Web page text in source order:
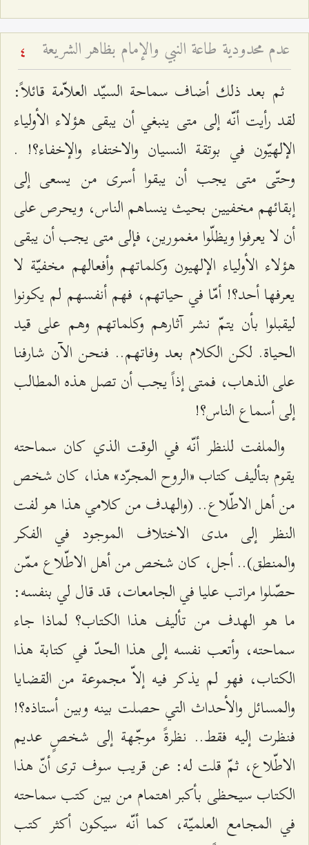
عدم محدودية طاعة النبي والإمام بظاهر الشريعة 4
ثم بعد ذلك أضاف سماحة السيّد العلاّمة قائلاً:
لقد رأيت أنّه إلى متى ينبغي أن يبقى هؤلاء الأولياء
الإلهيّون في بوتقة النسيان والاختفاء والإخفاء؟! .
وحتّى متى يجب أن يبقوا أسرى من يسعى إلى
إبقائهم مخفيين بحيث ينساهم الناس، ويحرص على
أن لا يعرفوا ويظلّوا مغمورين، فإلى متى يجب أن يبقى
هؤلاء الأولياء الإلهيون وكلماتهم وأفعالهم مخفيّة لا
يعرفها أحد؟! أمّا في حياتهم، فهم أنفسهم لم يكونوا
ليقبلوا بأن يتمّ نشر آثارهم وكلماتهم وهم على قيد
الحياة. لكن الكلام بعد وفاتهم.. فنحن الآن شارفنا
على الذهاب، فمتى إذاً يجب أن تصل هذه المطالب
إلى أسماع الناس؟!
والملفت للنظر أنّه في الوقت الذي كان سماحته
يقوم بتأليف كتاب «الروح المجرّد» هذا، كان شخص
من أهل الاطّلاع.. (والهدف من كلامي هذا هو لفت
النظر إلى مدى الاختلاف الموجود في الفكر
والمنطق).. أجل، كان شخص من أهل الاطّلاع ممّن
حصّلوا مراتب عليا في الجامعات، قد قال لي بنفسه:
ما هو الهدف من تأليف هذا الكتاب؟ لماذا جاء
سماحته، وأتعب نفسه إلى هذا الحدّ في كتابة هذا
الكتاب، فهو لم يذكر فيه إلاّ مجموعة من القضايا
والمسائل والأحداث التي حصلت بينه وبين أستاذه؟!
فنظرت إليه فقط.. نظرةً موجّهة إلى شخصٍ عديم
الاطّلاع، ثمّ قلت له: عن قريب سوف ترى أنّ هذا
الكتاب سيحظى بأكبر اهتمام من بين كتب سماحته
في المجامع العلميّة، كما أنّه سيكون أكثر كتب